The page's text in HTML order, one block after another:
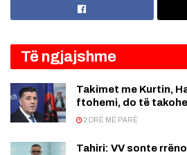
Të ngjajshme
Takimet me Kurtin,
ftohemi, do të
2 ORË MË PARË
Tahiri: VV sonte